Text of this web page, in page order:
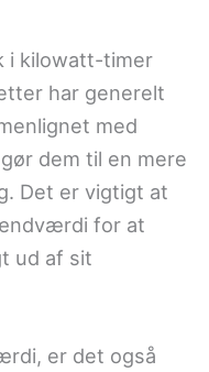
i kilowatt-timer
har generelt
med
dem til en mere
Det er vigtigt at
for at
ud af sit
er det også